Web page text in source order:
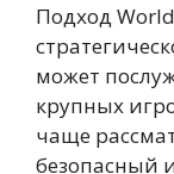
Подход
может
крупных
чаще
безопасный